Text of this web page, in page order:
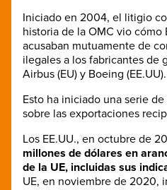
Iniciado en 2004, el litigio
historia de la OMC vio cómo
acusaban mutuamente de
ilegales a los fabricantes de
Airbus (EU) y Boeing (EE.UU).
Esto ha iniciado una serie
sobre las exportaciones
Los EE.UU., en octubre de
millones de dólares en
de la UE, incluidas sus
UE, en noviembre de 2020,